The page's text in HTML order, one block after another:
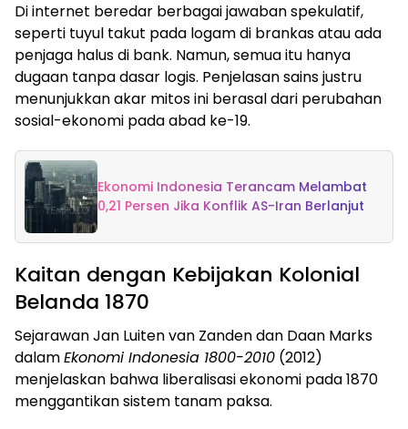
Di internet beredar berbagai jawaban spekulatif,
seperti tuyul takut pada logam di brankas atau ada
penjaga halus di bank. Namun, semua itu hanya
dugaan tanpa dasar logis. Penjelasan sains justru
menunjukkan akar mitos ini berasal dari perubahan
sosial-ekonomi pada abad ke-19.
Ekonomi Indonesia Terancam Melambat
0,21 Persen Jika Konflik AS-Iran Berlanjut
Kaitan dengan Kebijakan Kolonial
Belanda 1870
Sejarawan Jan Luiten van Zanden dan Daan Marks
dalamEkonomi Indonesia 1800-2010 (2012)
menjelaskan bahwa liberalisasi ekonomi pada 1870
menggantikan sistem tanam paksa.